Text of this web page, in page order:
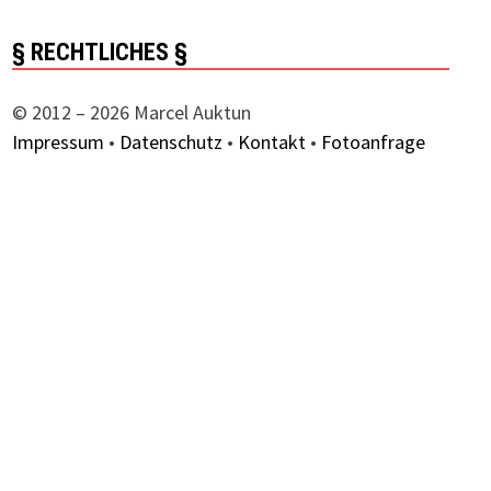
§ RECHTLICHES §
© 2012 – 2026 Marcel Auktun
Impressum • Datenschutz • Kontakt • Fotoanfrage